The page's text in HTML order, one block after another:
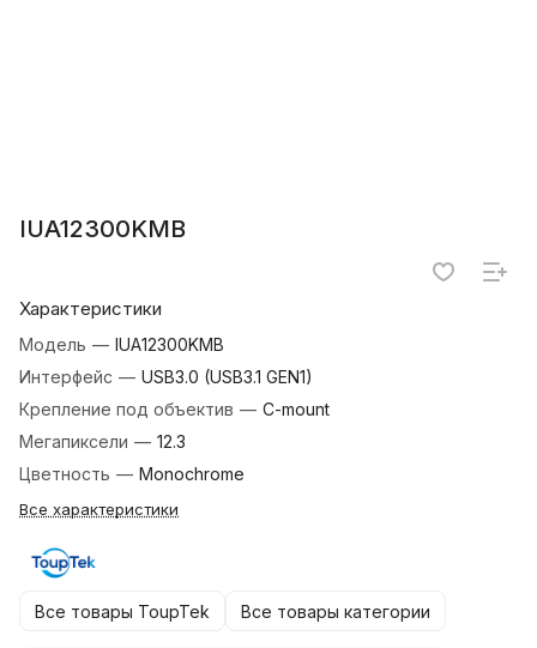
IUA12300KMB
Характеристики
Модель — IUA12300KMB
Интерфейс — USB3.0 (USB3.1 GEN1)
Крепление под объектив — C-mount
Мегапиксели — 12.3
Цветность — Monochrome
Все характеристики
Все товары ToupTek Все товары категории